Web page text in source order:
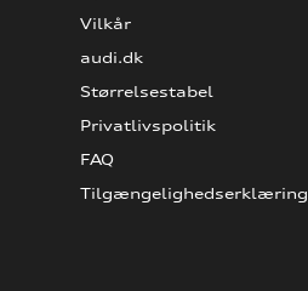
Vilkår
audi.dk
Størrelsestabel
Privatlivspolitik
FAQ
Tilgængelighedserklæring